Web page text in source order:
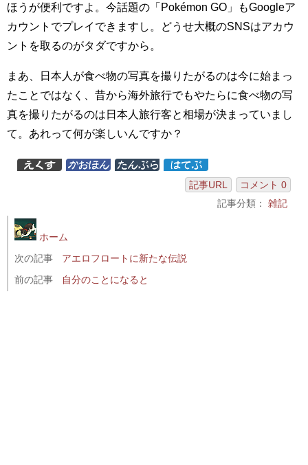
ほうが便利ですよ。今話題の「Pokémon GO」もGoogleア
カウントでプレイできますし。どうせ大概のSNSはアカウ
ントを取るのがタダですから。
まあ、日本人が食べ物の写真を撮りたがるのは今に始まっ
たことではなく、昔から海外旅行でもやたらに食べ物の写
真を撮りたがるのは日本人旅行客と相場が決まっていまし
て。あれって何が楽しいんですか？
記事URL
コメント 0
記事分類： 雑記
ホーム
次の記事
アエロフロートに新たな伝説
前の記事
自分のことになると